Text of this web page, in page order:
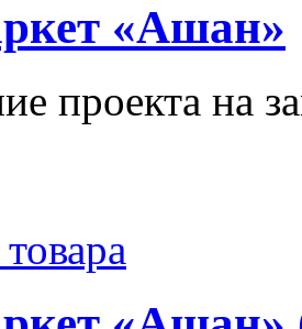
«Ашан»
проекта на